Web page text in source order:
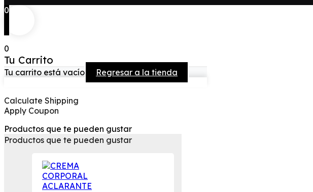
0
0
Tu Carrito
Tu carrito está vacío Regresar a la tienda
Calculate Shipping
Apply Coupon
Productos que te pueden gustar
Productos que te pueden gustar